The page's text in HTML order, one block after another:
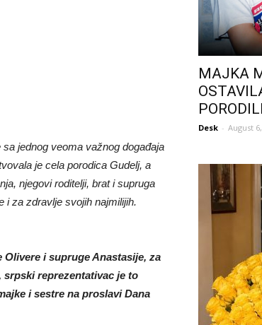
jednog veoma važnog događaja
je cela porodica Gudelj, a
njegovi roditelji, brat i supruga
i za zdravlje svojih najmilijih.
i supruge Anastasije, za
srpski reprezentativac je to
i sestre na proslavi Dana
MAJKA
Desk - August